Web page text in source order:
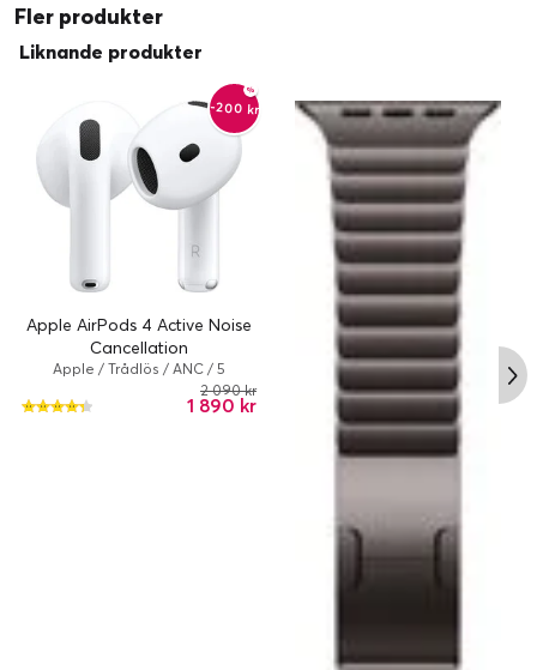
Fler produkter
Liknande produkter
-200 kr
Apple AirPods 4 Active Noise
Cancellation
Apple / Trådlös / ANC / 5
timme/timmar / True Wireless /
1 890 kr
2 090 kr